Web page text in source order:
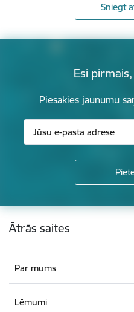
Sniegt
Esi
Piesakies jaunumu
Kājene
Ātrās saites
Par mums
Lēmumi